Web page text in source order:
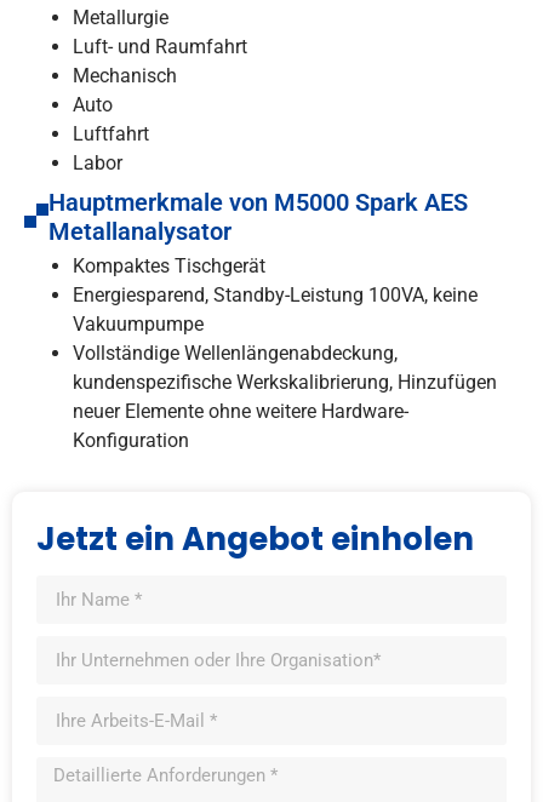
Metallurgie
Luft- und Raumfahrt
Mechanisch
Auto
Luftfahrt
Labor
Hauptmerkmale von M5000 Spark AES
Metallanalysator
Kompaktes Tischgerät
Energiesparend, Standby-Leistung 100VA, keine
Vakuumpumpe
Vollständige Wellenlängenabdeckung,
kundenspezifische Werkskalibrierung, Hinzufügen
neuer Elemente ohne weitere Hardware-
Konfiguration
Jetzt ein Angebot einholen